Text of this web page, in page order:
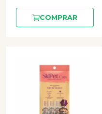
COMPRAR